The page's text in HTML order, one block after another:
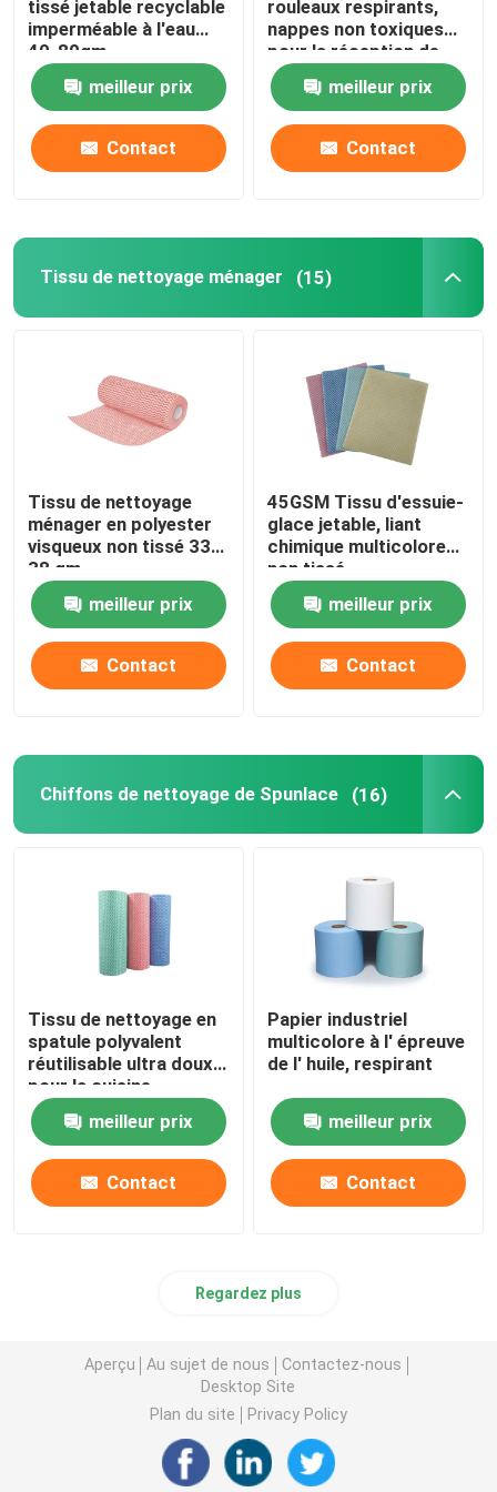
Une serviette de salon jetable
Tissu de lutte contre les mauvaises herbes
tissé jetable recyclable
imperméable à l'eau
40-80gm
meilleur prix
Contact
rouleaux respirants,
nappes non toxiques
pour la réception de
mariage
meilleur prix
Contact
Tissu de nettoyage ménager (15)
Tissu de nettoyage
ménager en polyester
visqueux non tissé 33-
38 gm
meilleur prix
Contact
45GSM Tissu d'essuie-
glace jetable, liant
chimique multicolore
non tissé
meilleur prix
Contact
Chiffons de nettoyage de Spunlace (16)
Tissu de nettoyage en
spatule polyvalent
réutilisable ultra doux
pour la cuisine
meilleur prix
Contact
Papier industriel
multicolore à l' épreuve
de l' huile, respirant
meilleur prix
Contact
Regardez plus
Aperçu Au sujet de nous
Contactez-nous
Desktop Site
Plan du site
Privacy Policy